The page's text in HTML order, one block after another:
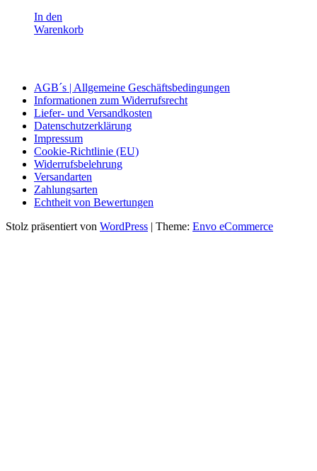
In den
Warenkorb
AGB´s | Allgemeine Geschäftsbedingungen
Informationen zum Widerrufsrecht
Liefer- und Versandkosten
Datenschutzerklärung
Impressum
Cookie-Richtlinie (EU)
Widerrufsbelehrung
Versandarten
Zahlungsarten
Echtheit von Bewertungen
Stolz präsentiert von WordPress | Theme: Envo eCommerce